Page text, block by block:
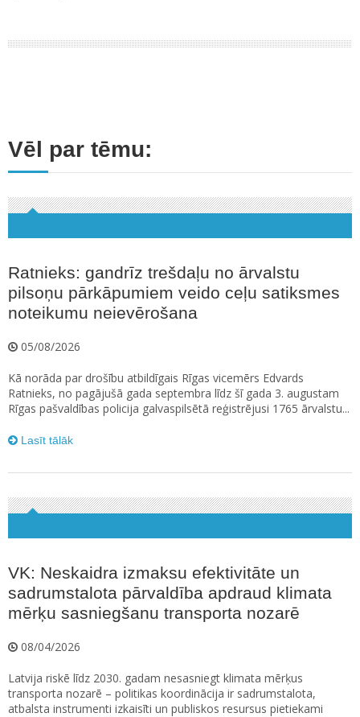
Vēl par tēmu:
Ratnieks: gandrīz trešdaļu no ārvalstu
pilsoņu pārkāpumiem veido ceļu satiksmes
noteikumu neievērošana
05/08/2026
Kā norāda par drošību atbildīgais Rīgas vicemērs Edvards
Ratnieks, no pagājušā gada septembra līdz šī gada 3. augustam
Rīgas pašvaldības policija galvaspilsētā reģistrējusi 1765 ārvalstu...
Lasīt tālāk
VK: Neskaidra izmaksu efektivitāte un
sadrumstalota pārvaldība apdraud klimata
mērķu sasniegšanu transporta nozarē
08/04/2026
Latvija riskē līdz 2030. gadam nesasniegt klimata mērķus
transporta nozarē – politikas koordinācija ir sadrumstalota,
atbalsta instrumenti izkaisīti un publiskos resursus pietiekami